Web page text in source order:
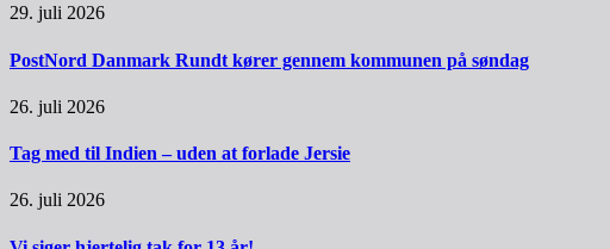
29. juli 2026
PostNord Danmark Rundt kører gennem kommunen på søndag
26. juli 2026
Tag med til Indien – uden at forlade Jersie
26. juli 2026